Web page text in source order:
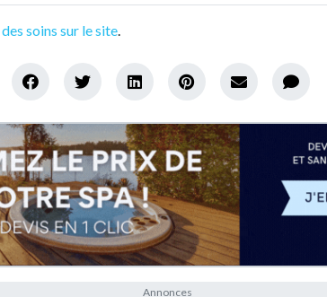
soins sur le site.